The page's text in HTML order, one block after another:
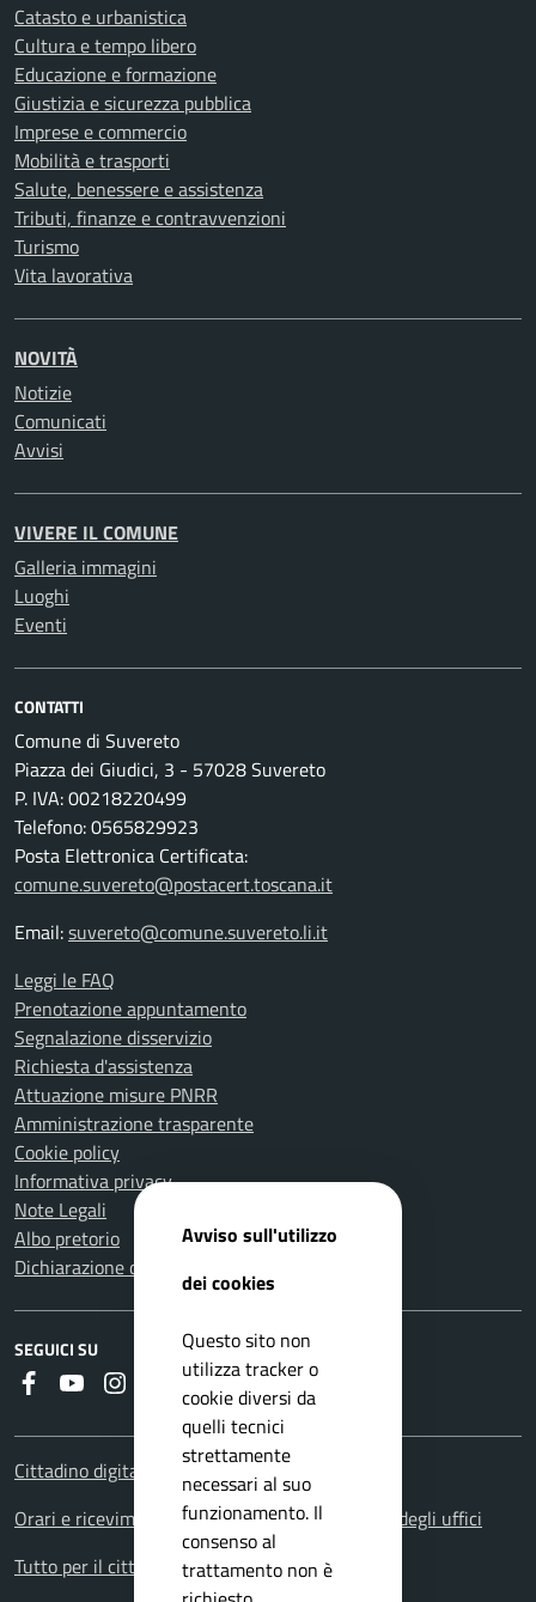
Catasto e urbanistica
Cultura e tempo libero
Educazione e formazione
Giustizia e sicurezza pubblica
Imprese e commercio
Mobilità e trasporti
Salute, benessere e assistenza
Tributi, finanze e contravvenzioni
Turismo
Vita lavorativa
NOVITÀ
Notizie
Comunicati
Avvisi
VIVERE IL COMUNE
Galleria immagini
Luoghi
Eventi
CONTATTI
Comune di Suvereto
Piazza dei Giudici, 3 - 57028 Suvereto
P. IVA: 00218220499
Telefono: 0565829923
Posta Elettronica Certificata:
comune.suvereto@postacert.toscana.it
Email:suvereto@comune.suvereto.li.it
Leggi le FAQ
Prenotazione appuntamento
Segnalazione disservizio
Richiesta d'assistenza
Attuazione misure PNRR
Amministrazione trasparente
Cookie policy
Informativa privacy
Note Legali
Albo pretorio
Dichiarazione di accessibilità
SEGUICI SU
Faceboook
YoutubeInstagram
RSS
Cittadino digitale - PagoPA
Orari e ricevimenti. Orario apertura al pubblico degli uffici
Tutto per il cittadino: i servizi territoriali
Avviso sull'utilizzo
dei cookies
Questo sito non
utilizza tracker o
cookie diversi da
quelli tecnici
strettamente
necessari al suo
funzionamento. Il
consenso al
trattamento non è